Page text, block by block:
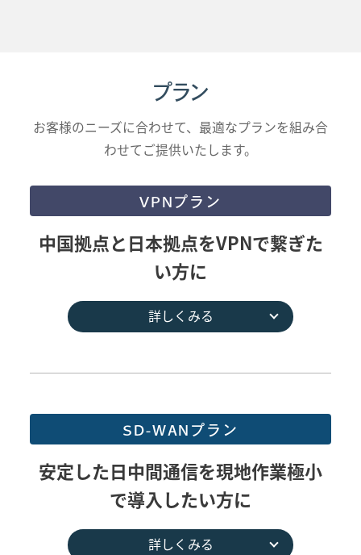
プラン
お客様のニーズに合わせて、最適なプランを組み合
わせてご提供いたします。
VPNプラン
中国拠点と日本拠点をVPNで繋ぎた
い方に
詳しくみる
SD-WANプラン
安定した日中間通信を現地作業極小
で導入したい方に
詳しくみる